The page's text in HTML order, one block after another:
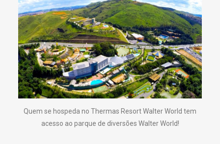
Quem se hospeda no Thermas Resort Walter World tem
acesso ao parque de diversões Walter World!